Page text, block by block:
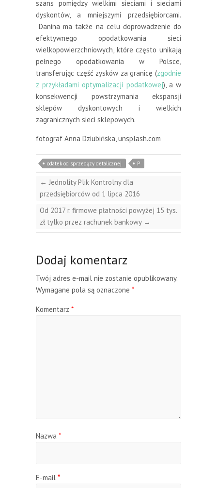
szans pomiędzy wielkimi sieciami i sieciami
dyskontów, a mniejszymi przedsiębiorcami.
Danina ma także na celu doprowadzenie do
efektywnego opodatkowania sieci
wielkopowierzchniowych, które często unikają
pełnego opodatkowania w Polsce,
transferując część zysków za granicę (zgodnie
z przykładami optymalizacji podatkowej), a w
konsekwencji powstrzymania ekspansji
sklepów dyskontowych i wielkich
zagranicznych sieci sklepowych.
fotograf Anna Dziubińska, unsplash.com
odatek od sprzedązy detalicznej P
← Jednolity Plik Kontrolny dla
przedsiębiorców od 1 lipca 2016
Od 2017 r. firmowe płatności powyżej 15 tys.
zł tylko przez rachunek bankowy →
Dodaj komentarz
Twój adres e-mail nie zostanie opublikowany.
Wymagane pola są oznaczone *
Komentarz *
Nazwa *
E-mail *